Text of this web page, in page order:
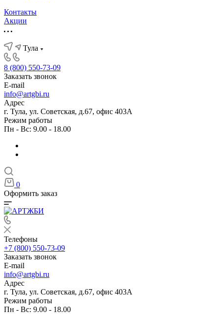
Контакты
Акции
Тула
8 (800) 550-73-09
Заказать звонок
E-mail
info@artgbi.ru
Адрес
г. Тула, ул. Советская, д.67, офис 403А
Режим работы
Пн - Вс: 9.00 - 18.00
0
Оформить заказ
Телефоны
+7 (800) 550-73-09
Заказать звонок
E-mail
info@artgbi.ru
Адрес
г. Тула, ул. Советская, д.67, офис 403А
Режим работы
Пн - Вс: 9.00 - 18.00